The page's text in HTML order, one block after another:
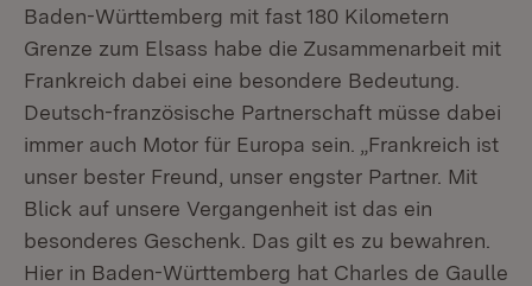
Baden-Württemberg mit fast 180 Kilometern
Grenze zum Elsass habe die Zusammenarbeit mit
Frankreich dabei eine besondere Bedeutung.
Deutsch-französische Partnerschaft müsse dabei
immer auch Motor für Europa sein. „Frankreich ist
unser bester Freund, unser engster Partner. Mit
Blick auf unsere Vergangenheit ist das ein
besonderes Geschenk. Das gilt es zu bewahren.
Hier in Baden-Württemberg hat Charles de Gaulle